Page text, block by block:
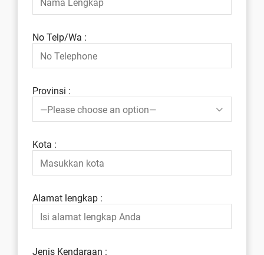
No Telp/Wa :
Provinsi :
Kota :
Alamat lengkap :
Jenis Kendaraan :